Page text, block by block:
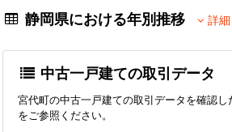
静岡県における年別推移 詳
中古一戸建ての取引データ
宮代町の中古一戸建ての取引データを確認
をご参照ください。